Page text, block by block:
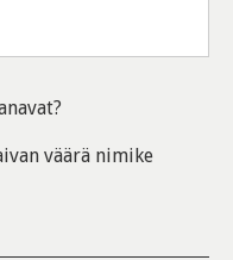
väärä nimike